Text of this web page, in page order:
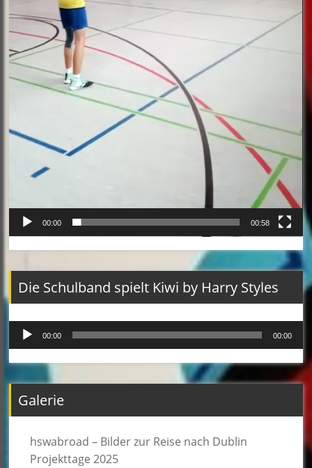
00:00 00:58
Die Schulband spielt Kiwi by Harry Styles
Audio-
Player
00:00 00:00
Galerie
hswabroad – Bilder zur Reise nach Dublin
Projekttage 2025